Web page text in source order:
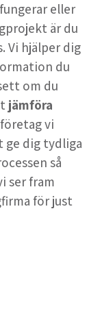
eller
är du
Vi hjälper dig
du
om du
jämföra
vi
ge dig tydliga
så
ser fram
för just